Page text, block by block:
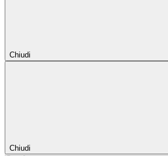
Chiudi
Chiudi